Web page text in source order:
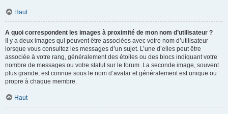
Haut
A quoi correspondent les images à proximité de mon nom d’utilisateur ?
Il y a deux images qui peuvent être associées avec votre nom d’utilisateur
lorsque vous consultez les messages d’un sujet. L’une d’elles peut être
associée à votre rang, généralement des étoiles ou des blocs indiquant votre
nombre de messages ou votre statut sur le forum. La seconde image, souvent
plus grande, est connue sous le nom d’avatar et généralement est unique ou
propre à chaque membre.
Haut